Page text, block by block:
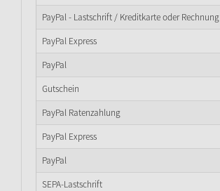
PayPal - Lastschrift / Kreditkarte oder Rechnung
PayPal Express
PayPal
Gutschein
PayPal Ratenzahlung
PayPal Express
PayPal
SEPA-Lastschrift